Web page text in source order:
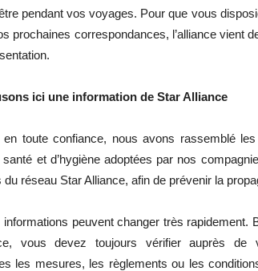
pendant vos voyages. Pour que vous
prochaines correspondances, l’alliance vient
ici une information de Star Alliance
en toute confiance, nous avons rassemblé
santé et d’hygiène adoptées par nos
du réseau Star Alliance, afin de prévenir la
peuvent changer très rapidement.
vous devez toujours vérifier auprès de
les mesures, les règlements ou les